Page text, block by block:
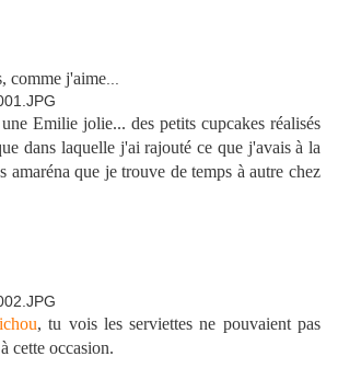
comme j'aime
Emilie jolie... des petits cupcakes réalisés
dans laquelle j'ai rajouté ce que j'avais à la
amaréna que je trouve de temps à autre chez
, tu vois les serviettes ne pouvaient pas
cette occasion.